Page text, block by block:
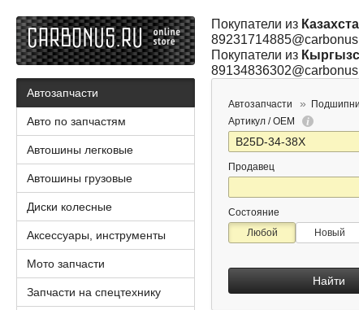
Покупатели из
Покупатели из
Автозапчасти
Артикул / OEM
Продавец
Состояние
Любой
Новый
Найти
Автозапчасти
Авто по запчастям
Автошины легковые
Автошины грузовые
Диски колесные
Аксессуары, инструменты
Мото запчасти
Запчасти на спецтехнику